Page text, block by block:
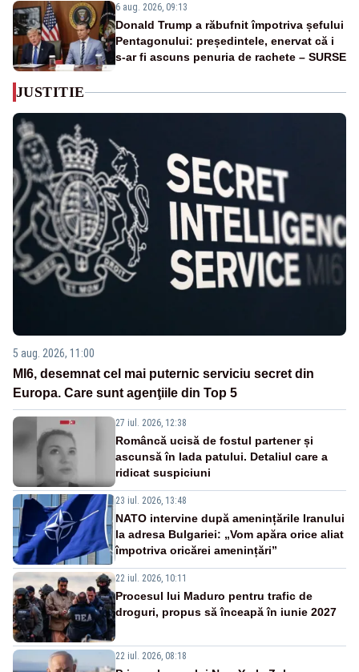
6 aug. 2026, 09:13
Donald Trump a răbufnit împotriva șefului
Pentagonului: președintele, enervat că i
s-ar fi ascuns penuria de rachete – SURSE
JUSTITIE
5 aug. 2026, 11:00
MI6, desemnat cel mai puternic serviciu secret din
Europa. Care sunt agenţiile din Top 5
27 iul. 2026, 12:38
Româncă ucisă de fostul partener și
ascunsă în lada patului. Detaliul care a
ridicat suspiciuni
23 iul. 2026, 13:48
NATO intervine după amenințările Iranului
la adresa Bulgariei: „Vom apăra orice aliat
împotriva oricărei amenințări”
22 iul. 2026, 10:11
Procesul lui Maduro pentru trafic de
droguri, propus să înceapă în iunie 2027
22 iul. 2026, 08:18